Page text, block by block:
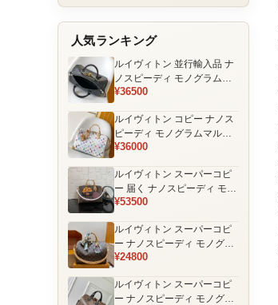
人気ランキング
ルイヴィトン 並行輸入品 ナ
ノスピーディ モノグラムエ
クリプス ブラック チェーン
¥36500
ルイヴィトン コピー ナノス
ピーディ モノグラムマルチ
カラー ホワイト ゴールド金
バッグ
¥36000
ルイヴィトン スーパーコピ
ー 届く ナノスピーディ モノ
グラム ポーチ付き ミニボス
品
¥53500
ルイヴィトン スーパーコピ
ー ナノスピーディ モノグラ
ム 編み込みストラップ ミニ
気モデル
¥24800
ルイヴィトン スーパーコピ
ー ナノスピーディ モノグラ